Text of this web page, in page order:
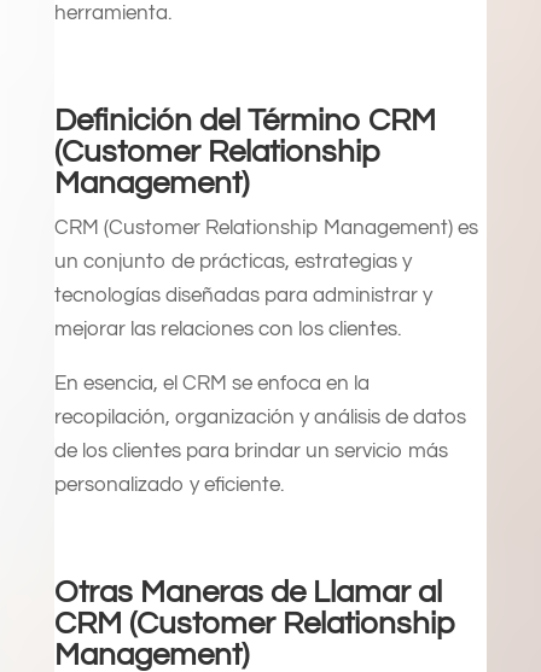
herramienta.
Definición del Término CRM
(Customer Relationship
Management)
CRM (Customer Relationship Management) es
un conjunto de prácticas, estrategias y
tecnologías diseñadas para administrar y
mejorar las relaciones con los clientes.
En esencia, el CRM se enfoca en la
recopilación, organización y análisis de datos
de los clientes para brindar un servicio más
personalizado y eficiente.
Otras Maneras de Llamar al
CRM (Customer Relationship
Management)